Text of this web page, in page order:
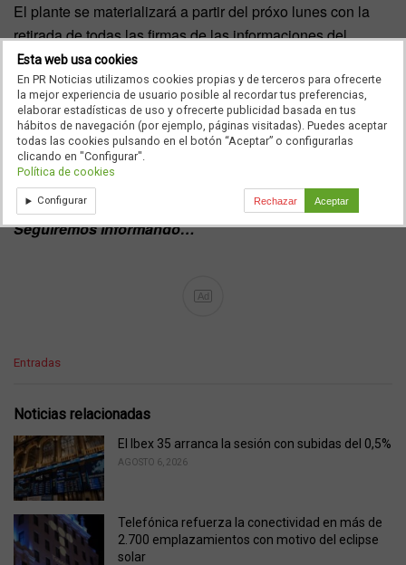
El plante se materializará a partir del próxo lunes con la
retirada de todas las firmas de las informaciones del
periódico. El malestar es creciente el hecho de que El
Correo ha tenido beneficios en 2009 y el conjunto de la
redacción cree que su esfuerzo y la rentabilidad del
periódico sólo sirven para sostener las pérdidas de ABC,
que en 2009 fueron de 49 millones de euros.
Seguiremos Informando…
Ad
C
e
o
r
i
e
:
Entradas
Noticias relacionadas
El Ibex 35 arranca la sesión con subidas del 0,5%
AGOSTO 6, 2026
Telefónica refuerza la conectividad en más de
2.700 emplazamientos con motivo del eclipse
solar
Esta web usa cookies
En PR Noticias utilizamos cookies propias y de terceros para ofrecerte
la mejor experiencia de usuario posible al recordar tus preferencias,
elaborar estadísticas de uso y ofrecerte publicidad basada en tus
hábitos de navegación (por ejemplo, páginas visitadas). Puedes aceptar
todas las cookies pulsando en el botón “Aceptar” o configurarlas
clicando en "Configurar".
Política de cookies
Configurar Rechazar Aceptar